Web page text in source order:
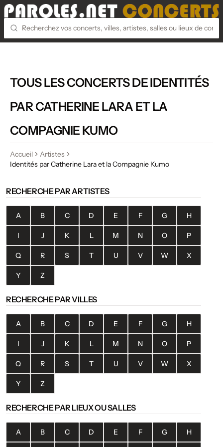
TOUS LES CONCERTS DE IDENTITÉS
PAR CATHERINE LARA ET LA
COMPAGNIE KUMO
Accueil
Artistes
Identités par Catherine Lara et la Compagnie Kumo
RECHERCHE PAR ARTISTES
A B C D E F G H
I J K L M N O P
Q R S T U V W X
Y Z
RECHERCHE PAR VILLES
A B C D E F G H
I J K L M N O P
Q R S T U V W X
Y Z
RECHERCHE PAR LIEUX OU SALLES
A B C D E F G H